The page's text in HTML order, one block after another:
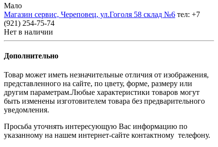
Мало
Магазин сервис, Череповец, ул.Гоголя 58 склад №6 тел: +7
(921) 254-75-74
Нет в наличии
Дополнительно
Товар может иметь незначительные отличия от изображения,
представленного на сайте, по цвету, форме, размеру или
другим параметрам.Любые характеристики товаров могут
быть изменены изготовителем товара без предварительного
уведомления.
Просьба уточнять интересующую Вас информацию по
указанному на нашем интернет-сайте контактному телефону.